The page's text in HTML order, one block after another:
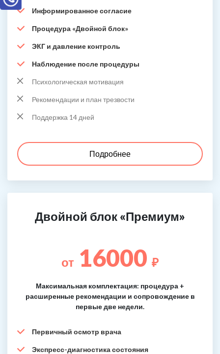
Информированное согласие
Процедура «Двойной блок»
ЭКГ и давление контроль
Наблюдение после процедуры
Психологическая мотивация
Рекомендации и план трезвости
Поддержка 14 дней
Подробнее
Двойной блок «Премиум»
от 16000 ₽
Максимальная комплектация: процедура +
расширенные рекомендации и сопровождение в
первые две недели.
Первичный осмотр врача
Экспресс-диагностика состояния